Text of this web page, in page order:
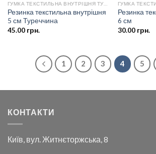
ГУМКА ТЕКСТИЛЬНА ВНУТРІШНЯ ТУРЕЧЧИНА
Резинка текстильна внутрішня
5 см Туреччина
45.00грн.
ГУМКА
Резинка
6 см
30.00грн.
1 2 3 4 5
КОНТАКТИ
Київ, вул. Житнєторжська, 8